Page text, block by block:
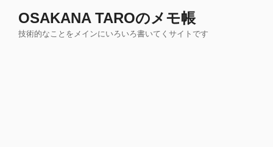
OSAKANA TAROのメモ帳
技術的なことをメインにいろいろ書いてくサイトです